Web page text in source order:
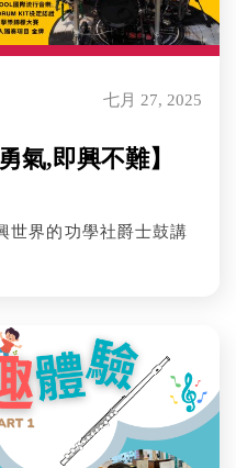
七月 27, 2025
氣,即興不難】
世界的功學社爵士鼓講